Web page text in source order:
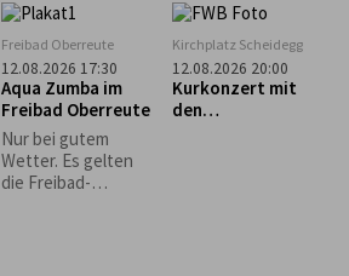
Freibad Oberreute
12.08.2026 17:30
Aqua Zumba im
Freibad Oberreute
Nur bei gutem
Wetter. Es gelten
die Freibad-
Kirchplatz Scheidegg
12.08.2026 20:00
Kurkonzert mit
den